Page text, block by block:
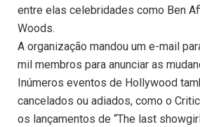
entre elas celebridades como Ben
Woods.
A organização mandou um e-mail
mil membros para anunciar as
Inúmeros eventos de Hollywood
cancelados ou adiados, como o
os lançamentos de “The last